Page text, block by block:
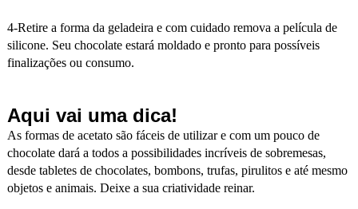
4-Retire a forma da geladeira e com cuidado remova a película de
silicone. Seu chocolate estará moldado e pronto para possíveis
finalizações ou consumo.
Aqui vai uma dica!
As formas de acetato são fáceis de utilizar e com um pouco de
chocolate dará a todos a possibilidades incríveis de sobremesas,
desde tabletes de chocolates, bombons, trufas, pirulitos e até mesmo
objetos e animais. Deixe a sua criatividade reinar.